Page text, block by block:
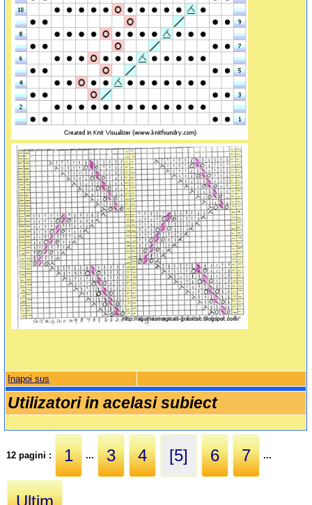
Inapoi sus
Utilizatori in acelasi subiect
12 pagini : 1 ... 3 4 [5] 6 7 ...